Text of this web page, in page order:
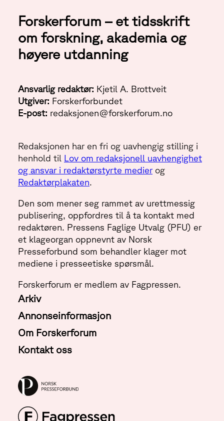
Forskerforum – et tidsskrift
om forskning, akademia og
høyere utdanning
Ansvarlig redaktør: Kjetil A. Brottveit
Utgiver: Forskerforbundet
E-post: redaksjonen@forskerforum.no
Redaksjonen har en fri og uavhengig stilling i
henhold til Lov om redaksjonell uavhengighet
og ansvar i redaktørstyrte medierog
Redaktørplakaten.
Den som mener seg rammet av urettmessig
publisering, oppfordres til å ta kontakt med
redaktøren. Pressens Faglige Utvalg (PFU) er
et klageorgan oppnevnt av Norsk
Presseforbund som behandler klager mot
mediene i presseetiske spørsmål.
Forskerforum er medlem av Fagpressen.
Arkiv
Annonseinformasjon
Om Forskerforum
Kontakt oss